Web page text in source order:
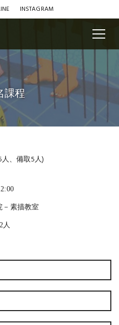
INSTAGRAM
課程
人、備取5人)
－素描教室
人